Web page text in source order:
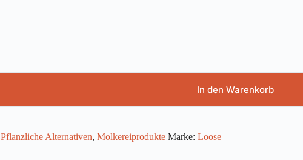
In den Warenkorb
Pflanzliche Alternativen, Molkereiprodukte Marke: Loose